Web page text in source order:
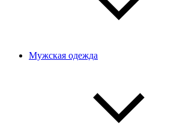
Мужская одежда